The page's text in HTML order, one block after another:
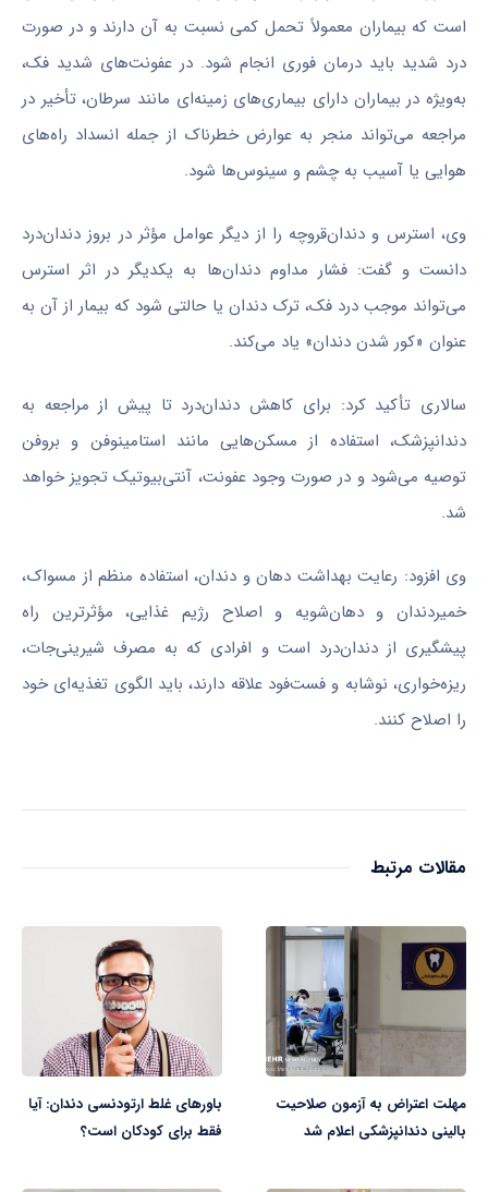
است که بیماران معمولاً تحمل کمی نسبت به آن دارند و در صورت
درد شدید باید درمان فوری انجام شود. در عفونت‌های شدید فک،
به‌ویژه در بیماران دارای بیماری‌های زمینه‌ای مانند سرطان، تأخیر در
مراجعه می‌تواند منجر به عوارض خطرناک از جمله انسداد راه‌های
هوایی یا آسیب به چشم و سینوس‌ها شود.
وی، استرس و دندان‌قروچه را از دیگر عوامل مؤثر در بروز دندان‌درد
دانست و گفت: فشار مداوم دندان‌ها به یکدیگر در اثر استرس
می‌تواند موجب درد فک، ترک دندان یا حالتی شود که بیمار از آن به
عنوان «کور شدن دندان» یاد می‌کند.
سالاری تأکید کرد: برای کاهش دندان‌درد تا پیش از مراجعه به
دندانپزشک، استفاده از مسکن‌هایی مانند استامینوفن و بروفن
توصیه می‌شود و در صورت وجود عفونت، آنتی‌بیوتیک تجویز خواهد
شد.
وی افزود: رعایت بهداشت دهان و دندان، استفاده منظم از مسواک،
خمیردندان و دهان‌شویه و اصلاح رژیم غذایی، مؤثرترین راه
پیشگیری از دندان‌درد است و افرادی که به مصرف شیرینی‌جات،
ریزه‌خواری، نوشابه و فست‌فود علاقه دارند، باید الگوی تغذیه‌ای خود
را اصلاح کنند.
مقالات مرتبط
مهلت اعتراض به آزمون صلاحیت
بالینی دندانپزشکی اعلام شد
باورهای غلط ارتودنسی دندان: آیا
فقط برای کودکان است؟